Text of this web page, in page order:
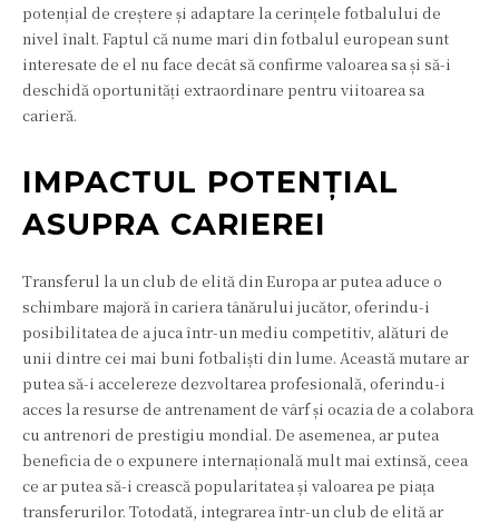
potențial de creștere și adaptare la cerințele fotbalului de
nivel înalt. Faptul că nume mari din fotbalul european sunt
interesate de el nu face decât să confirme valoarea sa și să-i
deschidă oportunități extraordinare pentru viitoarea sa
carieră.
IMPACTUL POTENȚIAL
ASUPRA CARIEREI
Transferul la un club de elită din Europa ar putea aduce o
schimbare majoră în cariera tânărului jucător, oferindu-i
posibilitatea de a juca într-un mediu competitiv, alături de
unii dintre cei mai buni fotbaliști din lume. Această mutare ar
putea să-i accelereze dezvoltarea profesională, oferindu-i
acces la resurse de antrenament de vârf și ocazia de a colabora
cu antrenori de prestigiu mondial. De asemenea, ar putea
beneficia de o expunere internațională mult mai extinsă, ceea
ce ar putea să-i crească popularitatea și valoarea pe piața
transferurilor. Totodată, integrarea într-un club de elită ar